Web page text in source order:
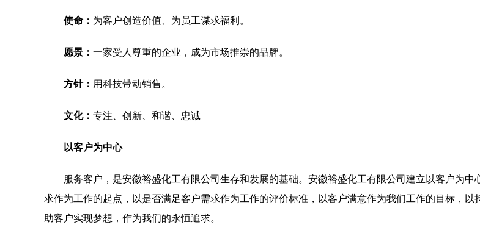
使命： 为客户创造价值、为员工谋求福利。
愿景： 一家受人尊重的企业，成为市场推崇的品牌。
方针： 用科技带动销售。
文化： 专注、创新、和谐、忠诚
以客户为中心
服务客户，是安徽裕盛化工有限公司生存和发展的基础。安徽裕盛化工有限公司建立以客户为中
求作为工作的起点，以是否满足客户需求作为工作的评价标准，以客户满意作为我们工作的目标，以
助客户实现梦想，作为我们的永恒追求。